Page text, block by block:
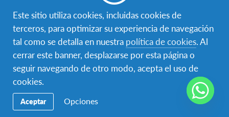
CEMEP
Este sitio utiliza cookies, incluidas cookies de
terceros, para optimizar su experiencia de navegación
tal como se detalla en nuestra política de cookies. Al
cerrar este banner, desplazarse por esta página o
seguir navegando de otro modo, acepta el uso de
cookies.
Aceptar Opciones